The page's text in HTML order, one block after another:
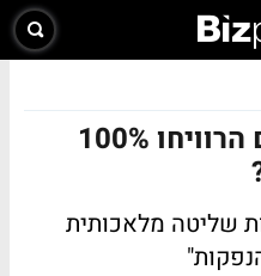
איך קרה שהמקורבים הרוויחו 100%
שליטה מלאכותית